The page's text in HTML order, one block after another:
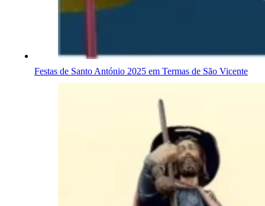
Festas de Santo António 2025 em Termas de São Vicente